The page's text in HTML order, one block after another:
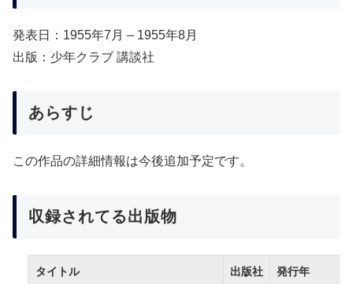
発表日：1955年7月 – 1955年8月
出版：少年クラブ 講談社
あらすじ
この作品の詳細情報は今後追加予定です。
収録されてる出版物
タイトル 出版社 発行年